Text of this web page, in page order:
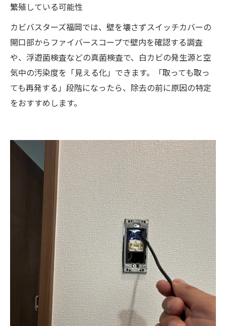
繁殖している可能性
カビバスターズ福岡では、壁を壊さずスイッチカバーの
開口部からファイバースコープで壁内を確認する調査
や、浮遊菌検査などの真菌検査で、白カビの発生源と空
気中の汚染度を「見える化」できます。「取っても取っ
ても再発する」段階になったら、除去の前に原因の特定
をおすすめします。